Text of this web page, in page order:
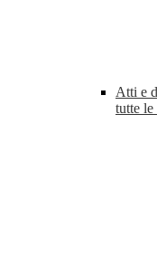
Atti e
tutte le